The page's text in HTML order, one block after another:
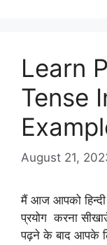
Learn
Tense
August 21,
मैं आज आपको
प्रयोग करना
पढ़ने के बाद आपके